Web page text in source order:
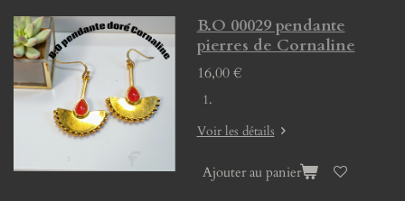
B.O 00029 pendante
pierres de Cornaline
16,00 €
Voir les détails
Ajouter au panier